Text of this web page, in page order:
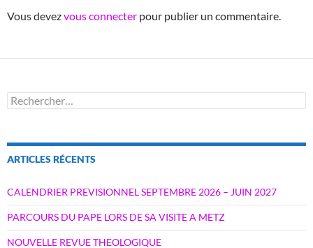
Vous devezvous connecter pour publier un commentaire.
Rechercher :
ARTICLES RÉCENTS
CALENDRIER PREVISIONNEL SEPTEMBRE 2026 – JUIN 2027
PARCOURS DU PAPE LORS DE SA VISITE A METZ
NOUVELLE REVUE THEOLOGIQUE